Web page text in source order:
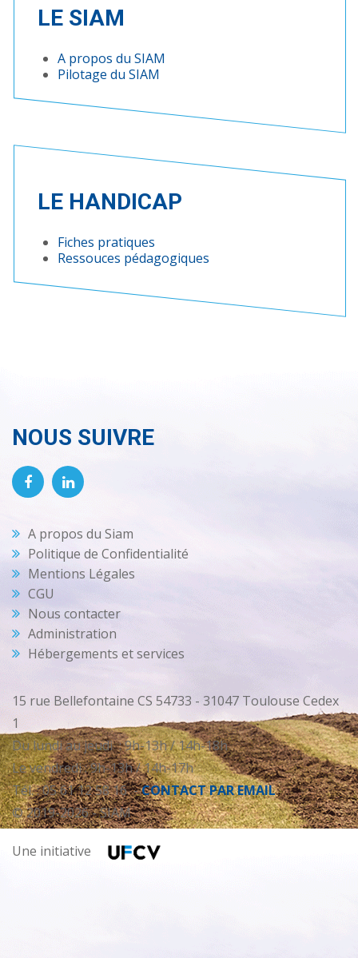
LE SIAM
A propos du SIAM
Pilotage du SIAM
LE HANDICAP
Fiches pratiques
Ressouces pédagogiques
NOUS SUIVRE
A propos du Siam
Politique de Confidentialité
Mentions Légales
CGU
Nous contacter
Administration
Hébergements et services
15 rue Bellefontaine CS 54733 - 31047 Toulouse Cedex
1
Du lundi au jeudi : 9h-13h / 14h-18h
Le vendredi : 9h-13h / 14h-17h
Tél. : 05 61 12 58 16 -CONTACT PAR EMAIL
© 2019-2026 - SIAM
Une initiative